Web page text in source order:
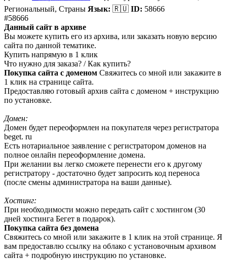
Региональный, Страны Язык: 🇷🇺 ID: 58666
#58666
Данный сайт в архиве
Вы можете купить его из архива, или заказать новую версию
сайта по данной тематике.
Купить напрямую в 1 клик
Что нужно для заказа? / Как купить?
Покупка сайта с доменом Свяжитесь со мной или закажите в
1 клик на странице сайта.
Предоставляю готовый архив сайта с доменом + инструкцию
по установке.
Домен:
Домен будет переоформлен на покупателя через регистратора
beget. ru
Есть нотариальное заявление с регистратором доменов на
полное онлайн переоформление домена.
При желании вы легко сможете перенести его к другому
регистратору - достаточно будет запросить код переноса
(после смены администратора на ваши данные).
Хостинг:
При необходимости можно передать сайт с хостингом (30
дней хостинга Бегет в подарок).
Покупка сайта без домена
Свяжитесь со мной или закажите в 1 клик на этой странице. Я
вам предоставлю ссылку на облако с установочным архивом
сайта + подробную инструкцию по установке.